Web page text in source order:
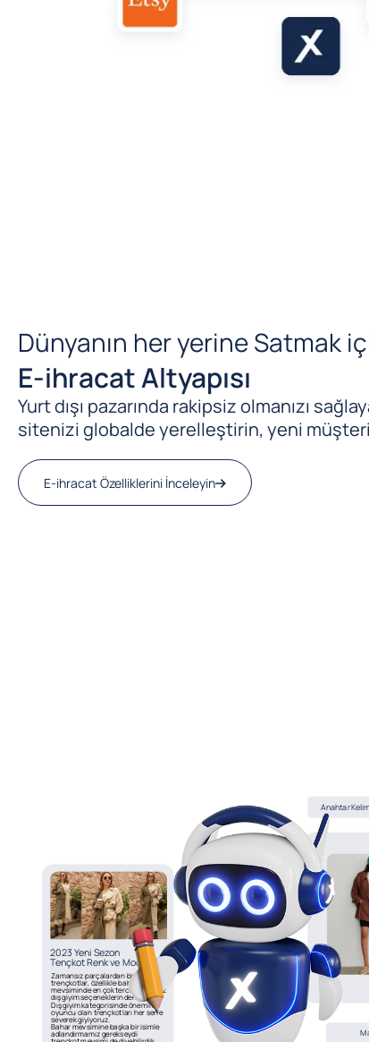
Dünyanın her yerine Satmak
E-ihracat Altyapısı
Yurt dışı pazarında rakipsiz olmanızı
sitenizi globalde yerelleştirin, yeni
E-ihracat Özelliklerini İnceleyin